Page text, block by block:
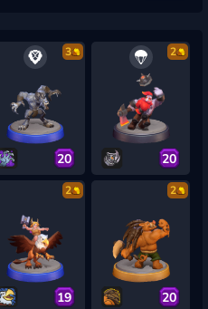
3
20
2
20
2
19
2
20